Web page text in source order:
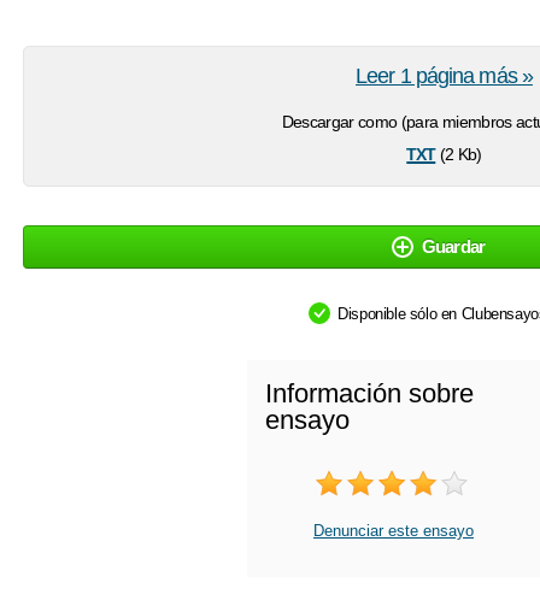
Descargar como (para miembros
txt(2 Kb)
Leer 1 página más »
Guardar
Disponible sólo en
Información sobre
ensayo
Denunciar este ensayo